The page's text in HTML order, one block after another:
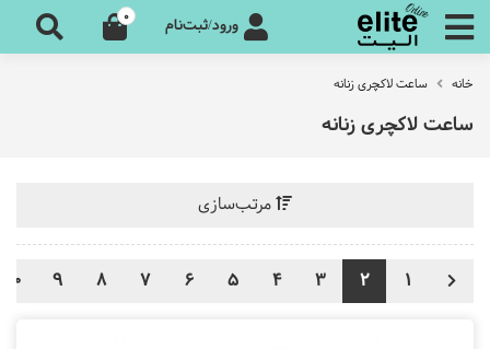
ورود/ثبت‌نام 0
خانه ساعت لاکچری زنانه
ساعت لاکچری زنانه
مرتب‌سازی
1
2
3
4
5
6
7
8
9
10